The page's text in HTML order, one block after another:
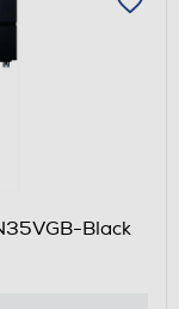
LN35VGB-Black